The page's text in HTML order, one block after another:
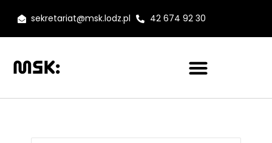
sekretariat@msk.lodz.pl 42 674 92 30